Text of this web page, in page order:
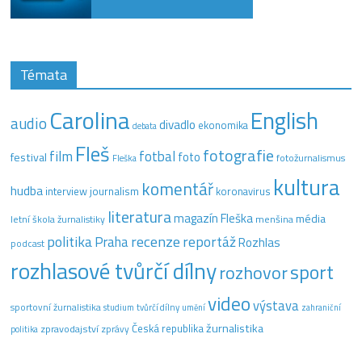
Témata
audio Carolina debata divadlo ekonomika English
festival film Fleš Fleška fotbal foto fotografie fotožurnalismus
hudba interview journalism komentář koronavirus kultura
letní škola žurnalistiky literaturamagazín Fleška menšinamédia
podcast politikaPraharecenzereportážRozhlas
rozhlasové tvůrčí dílnyrozhovorsport
sportovní žurnalistika studium tvůrčí dílny uměnívideovýstava zahraniční
politika zpravodajstvízprávyČeská republikažurnalistika